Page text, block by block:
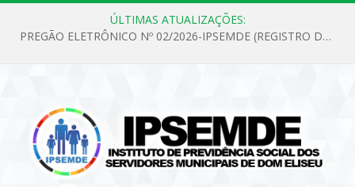
ÚLTIMAS ATUALIZAÇÕES:
PREGÃO ELETRÔNICO Nº 02/2026-IPSEMDE (REGISTRO DE PREÇOS PARA FUTURA E EVENTUAL AQUISIÇÃO DE MATERIAL DE LIMPEZA E GÊNEROS ALIMENTÍCIOS PARA ATENDER AS NECESSIDADES DO INSTITUTO DE PREVIDÊNCIA SOCIAL DOS SERVIDORES MUNICIPAIS DE DOM ELISEU.)